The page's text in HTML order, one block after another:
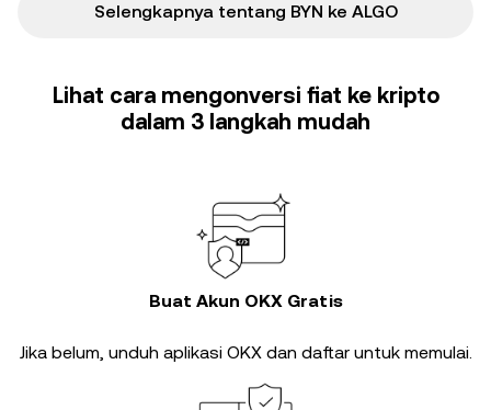
Selengkapnya tentang BYN ke ALGO
Lihat cara mengonversi fiat ke kripto
dalam 3 langkah mudah
Buat Akun OKX Gratis
Jika belum, unduh aplikasi OKX dan daftar untuk memulai.